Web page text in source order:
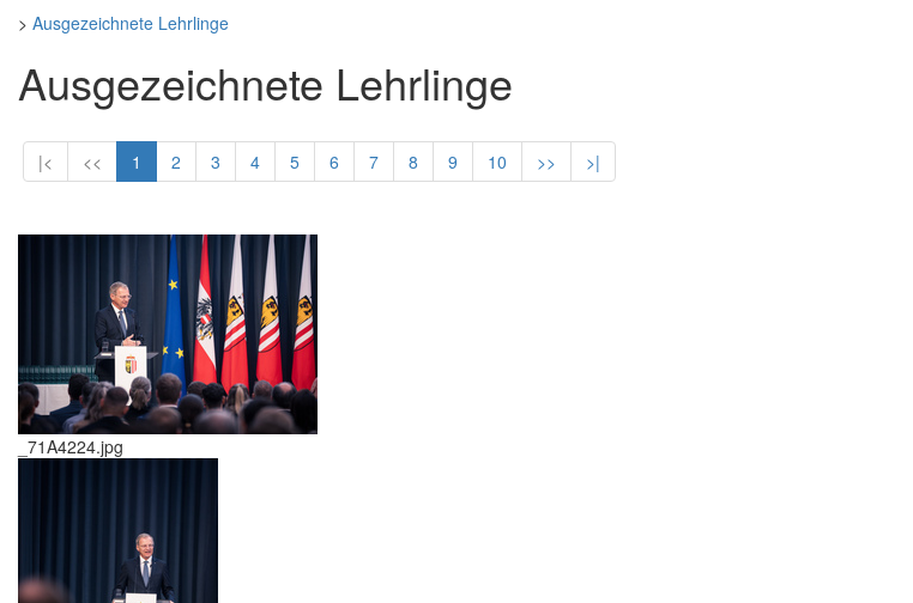
> Ausgezeichnete Lehrlinge
Ausgezeichnete Lehrlinge
|< << 1 2 3 4 5 6 7 8 9 10 >> >|
_71A4224.jpg